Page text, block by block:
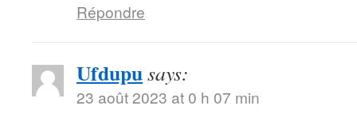
Répondre
Ufdupusays:
23 août 2023 at 0 h 07 min